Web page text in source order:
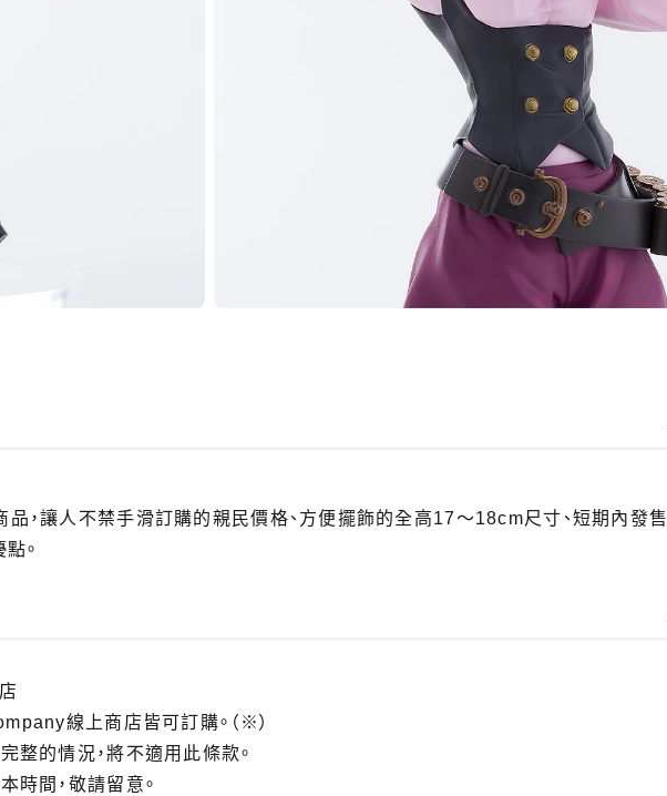
品，讓人不禁手滑訂購的親民價格、方便擺飾的全高17～18cm尺寸、短期內發售
。
線上商店皆可訂購。（※）
的情況，將不適用此條款。
間，敬請留意。